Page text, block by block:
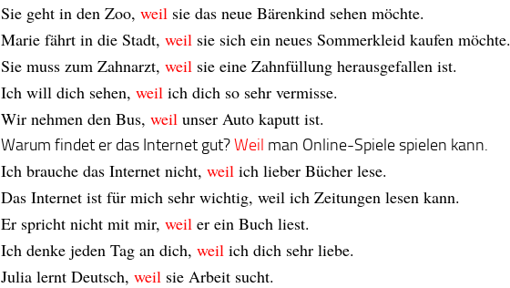
Sie geht in den Zoo, weil sie das neue Bärenkind sehen möchte.
Marie fährt in die Stadt, weil sie sich ein neues Sommerkleid kaufen möchte.
Sie muss zum Zahnarzt, weil sie eine Zahnfüllung herausgefallen ist.
Ich will dich sehen, weil ich dich so sehr vermisse.
Wir nehmen den Bus, weil unser Auto kaputt ist.
Warum findet er das Internet gut?Weil man Online-Spiele spielen kann.
Ich brauche das Internet nicht, weil ich lieber Bücher lese.
Das Internet ist für mich sehr wichtig, weil ich Zeitungen lesen kann.
Er spricht nicht mit mir, weil er ein Buch liest.
Ich denke jeden Tag an dich, weil ich dich sehr liebe.
Julia lernt Deutsch, weil sie Arbeit sucht.